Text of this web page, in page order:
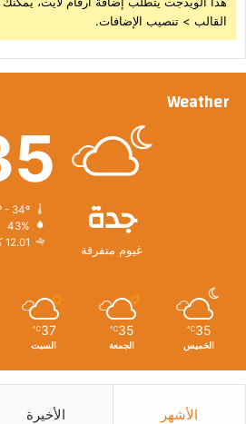
القالب > تنصيب الإضافات.
Weather
جدة
غيوم متفرقة
43%
12.01 كيلومتر/ساعة
35
℃
الخميس
35
℃
الجمعة
37
℃
السبت
الأشهر الأخيرة